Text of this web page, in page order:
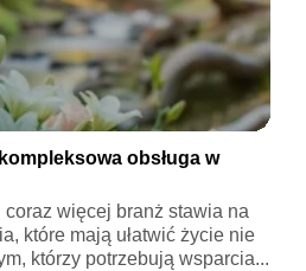
obsługa w
więcej branż stawia na
które mają ułatwić życie nie
którzy potrzebują wsparcia...